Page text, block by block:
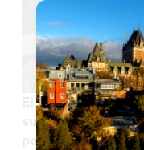
El milagroso
suspendido el
por un terraplén